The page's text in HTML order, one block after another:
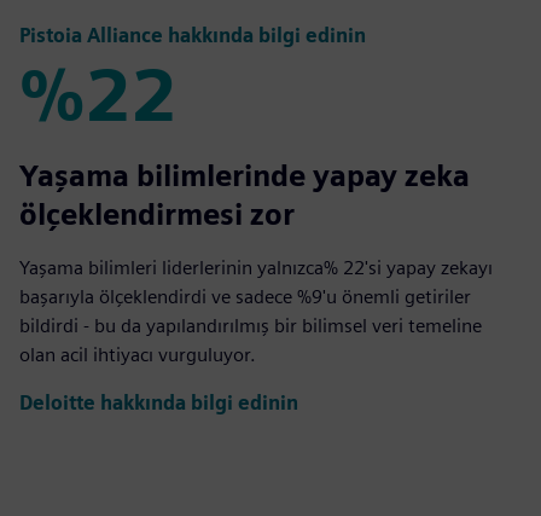
Pistoia Alliance hakkında bilgi edinin
%22
%22
Yaşama bilimlerinde yapay zeka
ölçeklendirmesi zor
Yaşama bilimleri liderlerinin yalnızca% 22'si yapay zekayı
başarıyla ölçeklendirdi ve sadece %9'u önemli getiriler
bildirdi - bu da yapılandırılmış bir bilimsel veri temeline
olan acil ihtiyacı vurguluyor.
Deloitte hakkında bilgi edinin